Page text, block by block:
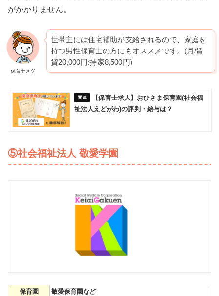
がかかりません。
保育士メグ
世帯主には住宅補助が支給されるので、家庭を
持つ男性保育士の方にもオススメです。(月/賃
貸20,000円:持家8,500円)
【保育士求人】おひさま保育園(社会福
祉法人えどがわ)の評判・給与は？
⑤社会福祉法人 敬愛学園
保育園
敬愛保育園など